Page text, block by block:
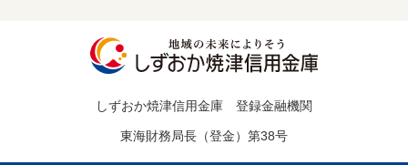
しずおか焼津信用金庫 登録金融機関
東海財務局長（登金）第38号